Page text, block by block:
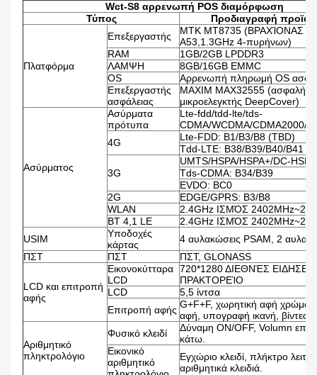
Wct-S8 αρρενωπή POS διαμόρφωση
Τύπος
Προδιαγραφή
Πλατφόρμα
Επεξεργαστής
MTK MT8735 (ΒΡΑΧΊΟΝΑΣ
A53,1.3GHz 4-πυρήνων)
RAM
1GB/2GB LPDDR3
ΛΑΜΨΗ
8GB/16GB EMMC
OS
Αρρενωπή πληρωμή OS
Επεξεργαστής
ασφάλειας
MAXIM MAX32555 (ασφαλής
μικροελεγκτής DeepCover)
Ασύρματος
Ασύρματα
πρότυπα
Lte-fdd/tdd-lte/tds-
CDMA/WCDMA/CDMA2000/
4G
Lte-FDD: B1/B3/B8 (TBD)
Tdd-LTE: B38/B39/B40/B41
3G
UMTS/HSPA/HSPA+/DC-
Tds-CDMA: B34/B39
EVDO: BC0
2G
EDGE/GPRS: B3/B8
WLAN
2.4GHz ΙΣΜΌΣ
BT 4,1 LE
2.4GHz ΙΣΜΌΣ
USIM
Υποδοχές
κάρτας
4 αυλακώσεις PSAM, 2
ΠΣΤ
ΠΣΤ ΠΣΤ, GLONASS
LCD και επιτροπή
αφής
Εικονοκύτταρα
LCD
720*1280 ΔΙΕΘΝΈΣ
ΠΡΑΚΤΟΡΕΊΟ
LCD
5,5 ίντσα
Επιτροπή αφής G+F+F, χωρητική αφή
αφή, υπογραφή ικανή, βίντεο
Αριθμητικό
πληκτρολόγιο
Φυσικό κλειδί
Δύναμη ON/OFF, Volumn
κάτω.
Εικονικό
αριθμητικό
Εγχώριο κλειδί, πλήκτρο
αριθμητικά κλειδιά.